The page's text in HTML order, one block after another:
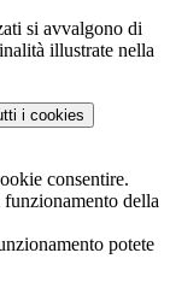
si avvalgono di
illustrate nella
i cookies
consentire.
della
potete